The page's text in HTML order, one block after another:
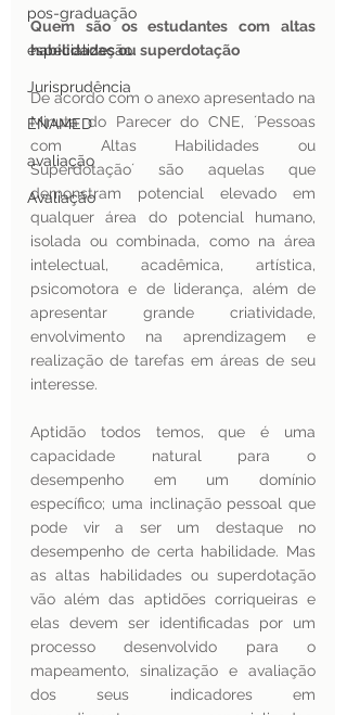
pos-graduação
especialização
Jurisprudência
ENAMED
avaliação
Avaliação
Quem são os estudantes com altas
habilidades ou superdotação
De acordo com o anexo apresentado na
Minuta do Parecer do CNE, ´Pessoas
com Altas Habilidades ou
Superdotação´ são aquelas que
demonstram potencial elevado em
qualquer área do potencial humano,
isolada ou combinada, como na área
intelectual, acadêmica, artística,
psicomotora e de liderança, além de
apresentar grande criatividade,
envolvimento na aprendizagem e
realização de tarefas em áreas de seu
interesse.
Aptidão todos temos, que é uma
capacidade natural para o
desempenho em um domínio
específico; uma inclinação pessoal que
pode vir a ser um destaque no
desempenho de certa habilidade. Mas
as altas habilidades ou superdotação
vão além das aptidões corriqueiras e
elas devem ser identificadas por um
processo desenvolvido para o
mapeamento, sinalização e avaliação
dos seus indicadores em